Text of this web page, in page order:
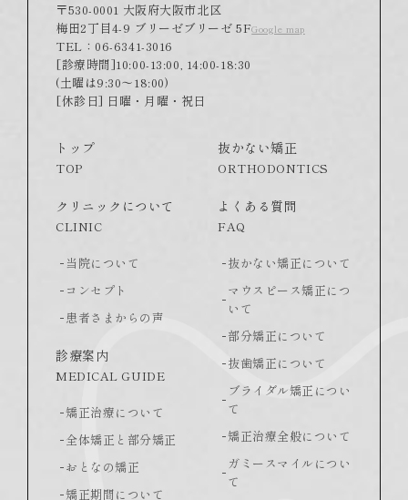
〒530-0001 大阪府大阪市北区
梅田2丁目4-9 ブリーゼブリーゼ 5FGoogle map
TEL：06-6341-3016
[診療時間]10:00-13:00, 14:00-18:30
(土曜は9:30～18:00)
[休診日] 日曜・月曜・祝日
トップ
TOP
クリニックについて
CLINIC
当院について
コンセプト
患者さまからの声
診療案内
MEDICAL GUIDE
矯正治療について
全体矯正と部分矯正
おとなの矯正
矯正期間について
抜かない矯正
ORTHODONTICS
よくある質問
FAQ
抜かない矯正について
マウスピース矯正につ
いて
部分矯正について
抜歯矯正について
ブライダル矯正につい
て
矯正治療全般について
ガミースマイルについ
て